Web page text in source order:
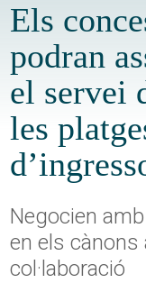
Els
podran
el servei
les
Negocien
en els
col·laboració